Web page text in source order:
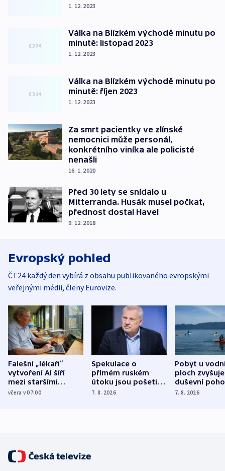
1. 12. 2023
Válka na Blízkém východě minutu po
minutě: listopad 2023
1. 12. 2023
Válka na Blízkém východě minutu po
minutě: říjen 2023
1. 12. 2023
Za smrt pacientky ve zlínské
nemocnici může personál,
konkrétního viníka ale policisté
nenašli
16. 1. 2020
Před 30 lety se snídalo u
Mitterranda. Husák musel počkat,
přednost dostal Havel
9. 12. 2018
Evropský pohled
ČT24 každý den vybírá z obsahu publikovaného evropskými
veřejnými médii, členy Eurovize.
Falešní „lékaři“
vytvoření AI šíří
mezi staršími
Poláky nebezpečné
včera v 07:00
Spekulace o
přímém ruském
útoku jsou pošetilé,
míní estonský
7. 8. 2026
Pobyt u
ploch zvyšuje
duševní
ukázala
7. 8. 2026